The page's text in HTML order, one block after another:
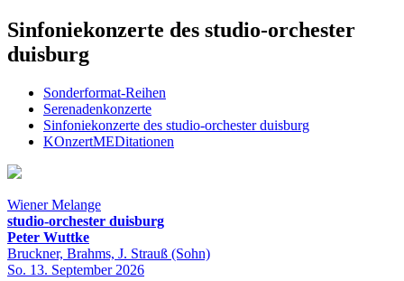
Sinfoniekonzerte des studio-orchester
duisburg
Sonderformat-Reihen
Serenadenkonzerte
Sinfoniekonzerte des studio-orchester duisburg
KOnzertMEDitationen
Wiener Melange
studio-orchester duisburg
Peter Wuttke
Bruckner, Brahms, J. Strauß (Sohn)
So. 13. September 2026